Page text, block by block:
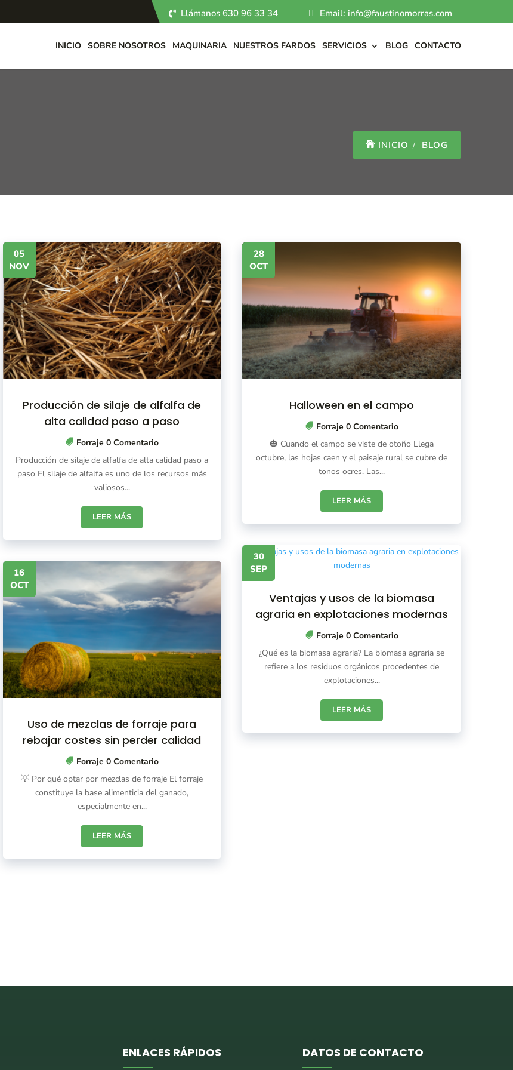
Llámanos 630 96 33 34 Email: info@faustinomorras.com
INICIO SOBRE NOSOTROS MAQUINARIA NUESTROS FARDOS SERVICIOS BLOG CONTACTO
INICIO BLOG
Producción de silaje de alfalfa de
alta calidad paso a paso
05
NOV
Forraje 0 Comentario
Producción de silaje de alfalfa de alta calidad paso a
paso El silaje de alfalfa es uno de los recursos más
valiosos...
LEER MÁS
Uso de mezclas de forraje para
rebajar costes sin perder calidad
16
OCT
Forraje 0 Comentario
💡 Por qué optar por mezclas de forraje El forraje
constituye la base alimenticia del ganado,
especialmente en...
LEER MÁS
Halloween en el campo
28
OCT
Forraje 0 Comentario
🎃 Cuando el campo se viste de otoño Llega
octubre, las hojas caen y el paisaje rural se cubre de
tonos ocres. Las...
LEER MÁS
Ventajas y usos de la biomasa
agraria en explotaciones modernas
30
SEP
Forraje 0 Comentario
¿Qué es la biomasa agraria? La biomasa agraria se
refiere a los residuos orgánicos procedentes de
explotaciones...
LEER MÁS
ENLACES RÁPIDOS DATOS DE CONTACTO